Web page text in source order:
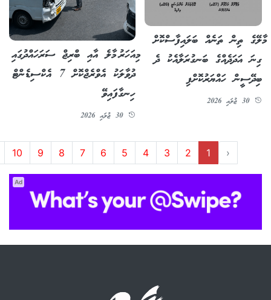
މާލޭގެ ތިން ތަނެއް ބަލައިފާސްކޮށް
ގިނަ އަދަދެއްގެ ބަނގުރަލާއެކު ދެ
ބިދޭސީން ހައްޔަރުކޮށްފި
30 ޖުލައި 2026
މިއަހަރު މާލެ އާއި ބްރިޖް ސަރަހައްދުގައި
ދުވާލަކު އެވްރެޖްކޮށް 7 އެކްސިޑެންޓް
ހިނގާފައިވޭ
30 ޖުލައި 2026
‹
1
2
3
4
5
6
7
8
9
10
Ad